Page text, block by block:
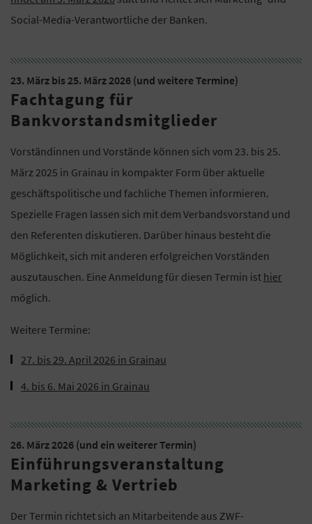
Social-Media-Verantwortliche der Banken.
23. März bis 25. März 2026 (und weitere Termine)
Fachtagung für
Bankvorstandsmitglieder
Vorständinnen und Vorstände können sich vom 23. bis 25.
März 2025 in Grainau in kompakter Form über aktuelle
geschäftspolitische und fachliche Themen informieren.
Spezielle Fragen lassen sich mit dem Verbandsvorstand und
den Referenten diskutieren. Darüber hinaus besteht die
Möglichkeit, sich mit anderen erfolgreichen Vorständen
auszutauschen. Eine Anmeldung für diesen Termin ist hier
möglich.
Weitere Termine:
27. bis 29. April 2026 in Grainau
4. bis 6. Mai 2026 in Grainau
26. März 2026 (und ein weiterer Termin)
Einführungsveranstaltung
Marketing & Vertrieb
Der Termin richtet sich an Mitarbeitende aus ZWF-